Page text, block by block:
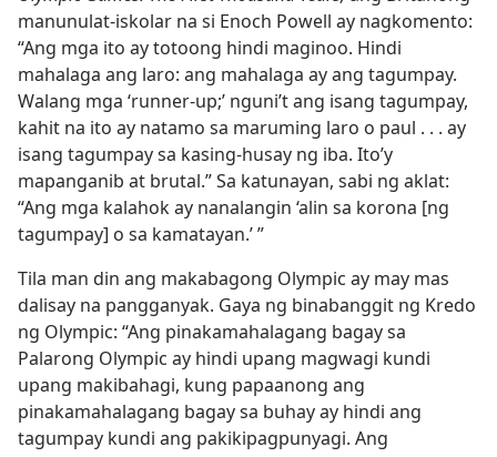
manunulat-iskolar na si Enoch Powell ay nagkomento:
“Ang mga ito ay totoong hindi maginoo. Hindi
mahalaga ang laro: ang mahalaga ay ang tagumpay.
Walang mga ‘runner-up;’ nguni’t ang isang tagumpay,
kahit na ito ay natamo sa maruming laro o paul . . . ay
isang tagumpay sa kasing-husay ng iba. Ito’y
mapanganib at brutal.” Sa katunayan, sabi ng aklat:
“Ang mga kalahok ay nanalangin ‘alin sa korona [ng
tagumpay] o sa kamatayan.’ ”
Tila man din ang makabagong Olympic ay may mas
dalisay na pangganyak. Gaya ng binabanggit ng Kredo
ng Olympic: “Ang pinakamahalagang bagay sa
Palarong Olympic ay hindi upang magwagi kundi
upang makibahagi, kung papaanong ang
pinakamahalagang bagay sa buhay ay hindi ang
tagumpay kundi ang pakikipagpunyagi. Ang